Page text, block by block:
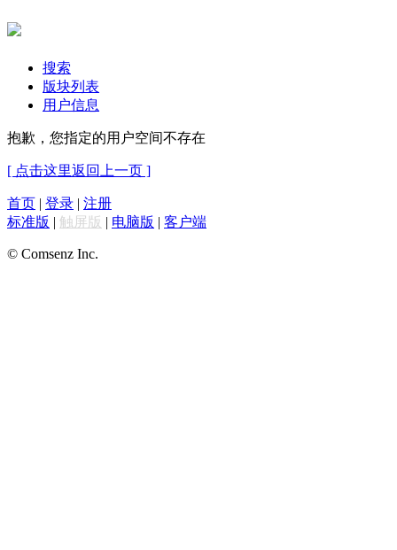
搜索
版块列表
用户信息
抱歉，您指定的用户空间不存在
[ 点击这里返回上一页 ]
首页 | 登录 | 注册
标准版 | 触屏版 | 电脑版 | 客户端
© Comsenz Inc.